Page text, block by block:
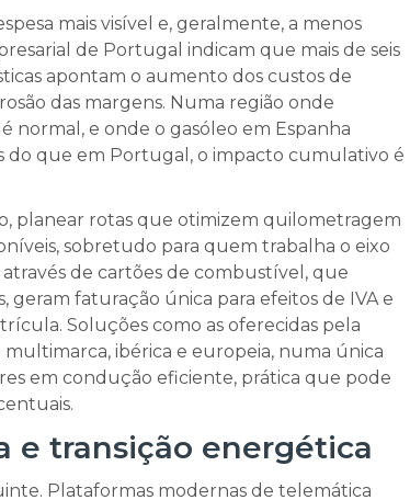
mais visível e, geralmente, a menos
de Portugal indicam que mais de seis
apontam o aumento dos custos de
das margens. Numa região onde
normal, e onde o gasóleo em Espanha
do que em Portugal, o impacto cumulativo é
planear rotas que otimizem quilometragem
sobretudo para quem trabalha o eixo
de cartões de combustível, que
faturação única para efeitos de IVA e
Soluções como as oferecidas pela
ibérica e europeia, numa única
em condução eficiente, prática que pode
e transição energética
Plataformas modernas de telemática